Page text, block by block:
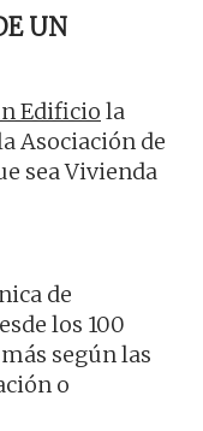
UN
Edificio la
Asociación de
sea Vivienda
de
los 100
según las
o